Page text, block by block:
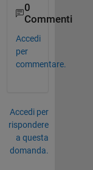
0
Commenti
Accedi
per
commentare.
Accedi per
rispondere
a questa
domanda.